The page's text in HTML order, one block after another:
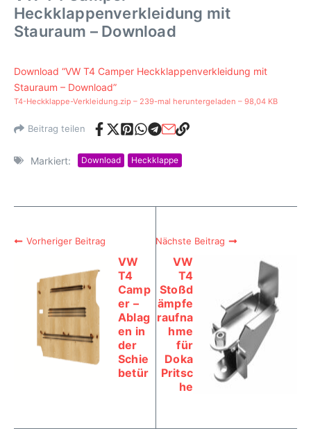
Heckklappenverkleidung mit
Stauraum – Download
Download “VW T4 Camper Heckklappenverkleidung mit
Stauraum – Download”
T4-Heckklappe-Verkleidung.zip – 239-mal heruntergeladen – 98,04 KB
Beitrag teilen
Markiert: Download Heckklappe
Vorheriger Beitrag
VW
T4
Camp
er –
Ablag
en in
der
Schie
betür
Nächste Beitrag
VW
T4
Stoßd
ämpfe
raufna
hme
für
Doka
Pritsc
he